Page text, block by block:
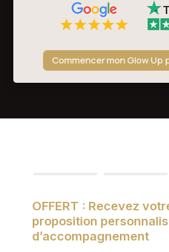
Commencer mon Glow Up